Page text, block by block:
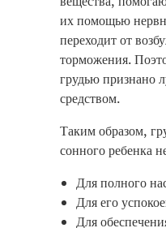
их помощью
переходит от
торможения.
грудью
средством.
Таким образом,
сонного ребенка
Для полного
Для его
Для